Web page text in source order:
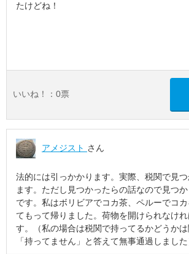
たけどね！
いいね！： 0票
アメジスト さん
法的には引っかかります。実際、税関で見
ます。ただし見つかったらの話なので見つ
です。私はボリビアでコカ茶、ペルーでコ
てもって帰りました。荷物を開けられなけ
す。（私の場合は税関で持ってるかどうか
「持ってません」と答えて無事通過しまし